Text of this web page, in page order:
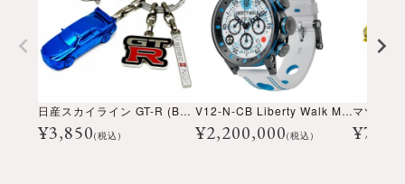
日産スカイライン GT-R (BNR34) 3D キーリング BLUE EDITION 5000個限定 シリアル付 Nissan skyline
¥3,850(税込)
V12-N-CB Liberty Walk Model
¥2,200,000(税込) ¥